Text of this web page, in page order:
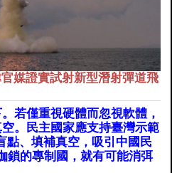
媒證實試射新型潛射彈道飛
若僅重視硬體而忽視軟體，
。民主國家應支持臺灣示範
點、填補真空，吸引中國民
鎖的專制國，就有可能消弭